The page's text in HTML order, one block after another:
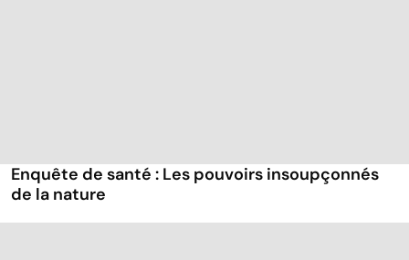
Enquête de santé : Les pouvoirs insoupçonnés
de la nature